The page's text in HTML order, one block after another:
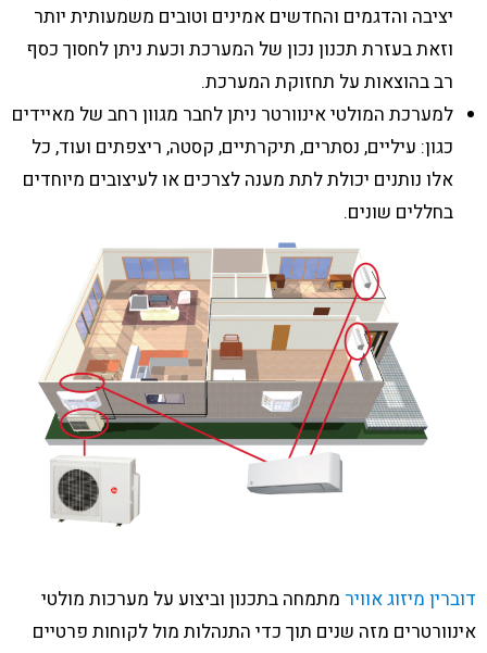
יציבה והדגמים והחדשים אמינים וטובים משמעותית יותר
וזאת בעזרת תכנון נכון של המערכת וכעת ניתן לחסוך כסף
רב בהוצאות על תחזוקת המערכת.
למערכת המולטי אינוורטר ניתן לחבר מגוון רחב של מאיידים
כגון: עיליים, נסתרים, תיקרתיים, קסטה, ריצפתים ועוד, כל
אלו נותנים יכולת לתת מענה לצרכים או לעיצובים מיוחדים
בחללים שונים.
דוברין מיזוג אוויר מתמחה בתכנון וביצוע על מערכות מולטי
אינוורטרים מזה שנים תוך כדי התנהלות מול לקוחות פרטיים